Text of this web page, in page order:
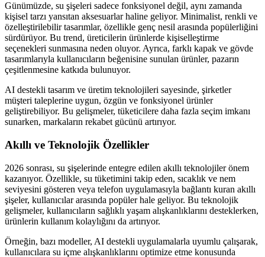
Günümüzde, su şişeleri sadece fonksiyonel değil, aynı zamanda
kişisel tarzı yansıtan aksesuarlar haline geliyor. Minimalist, renkli ve
özelleştirilebilir tasarımlar, özellikle genç nesil arasında popülerliğini
sürdürüyor. Bu trend, üreticilerin ürünlerde kişiselleştirme
seçenekleri sunmasına neden oluyor. Ayrıca, farklı kapak ve gövde
tasarımlarıyla kullanıcıların beğenisine sunulan ürünler, pazarın
çeşitlenmesine katkıda bulunuyor.
AI destekli tasarım ve üretim teknolojileri sayesinde, şirketler
müşteri taleplerine uygun, özgün ve fonksiyonel ürünler
geliştirebiliyor. Bu gelişmeler, tüketicilere daha fazla seçim imkanı
sunarken, markaların rekabet gücünü artırıyor.
Akıllı ve Teknolojik Özellikler
2026 sonrası, su şişelerinde entegre edilen akıllı teknolojiler önem
kazanıyor. Özellikle, su tüketimini takip eden, sıcaklık ve nem
seviyesini gösteren veya telefon uygulamasıyla bağlantı kuran akıllı
şişeler, kullanıcılar arasında popüler hale geliyor. Bu teknolojik
gelişmeler, kullanıcıların sağlıklı yaşam alışkanlıklarını desteklerken,
ürünlerin kullanım kolaylığını da artırıyor.
Örneğin, bazı modeller, AI destekli uygulamalarla uyumlu çalışarak,
kullanıcılara su içme alışkanlıklarını optimize etme konusunda